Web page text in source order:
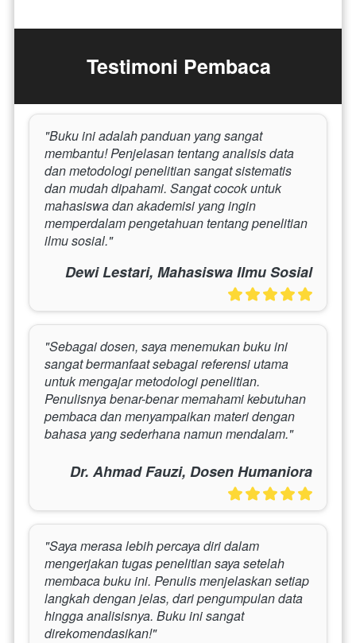
Testimoni Pembaca
"Buku ini adalah panduan yang sangat
membantu! Penjelasan tentang analisis data
dan metodologi penelitian sangat sistematis
dan mudah dipahami. Sangat cocok untuk
mahasiswa dan akademisi yang ingin
memperdalam pengetahuan tentang penelitian
ilmu sosial."
Dewi Lestari, Mahasiswa Ilmu Sosial
"Sebagai dosen, saya menemukan buku ini
sangat bermanfaat sebagai referensi utama
untuk mengajar metodologi penelitian.
Penulisnya benar-benar memahami kebutuhan
pembaca dan menyampaikan materi dengan
bahasa yang sederhana namun mendalam."
Dr. Ahmad Fauzi, Dosen Humaniora
"Saya merasa lebih percaya diri dalam
mengerjakan tugas penelitian saya setelah
membaca buku ini. Penulis menjelaskan setiap
langkah dengan jelas, dari pengumpulan data
hingga analisisnya. Buku ini sangat
direkomendasikan!"